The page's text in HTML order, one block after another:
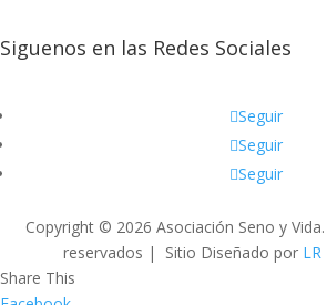
Siguenos en las Redes Sociales
Seguir
Seguir
Seguir
Copyright © 2026 Asociación Seno y
reservados | Sitio Diseñado por
Share This